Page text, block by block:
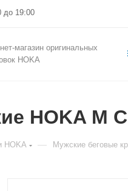
до 19:00
магазин оригинальных
HOKA
HOKA M
HOKA — Мужские беговые